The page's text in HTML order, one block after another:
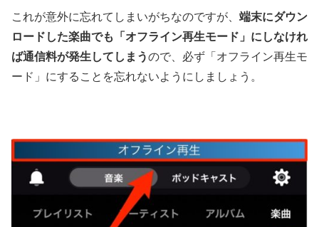
これが意外に忘れてしまいがちなのですが、 端末にダウン
ロードした楽曲でも「オフライン再生モード」にしなけれ
ば通信料が発生してしまうので、必ず「オフライン再生モ
ード」にすることを忘れないようにしましょう。